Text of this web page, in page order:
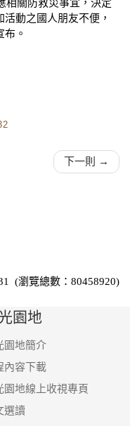
相關防救災事宜，決定
動之國人朋友不便，
。
下一則 →
(瀏覽總數：80458920)
園地
園地簡介
內容下載
園地線上收視專頁
選讀